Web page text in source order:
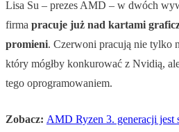
Lisa Su – prezes AMD – w dwóch
firma pracuje już nad kartami
promieni. Czerwoni pracują nie tylko
który mógłby konkurować z Nvidią,
tego oprogramowaniem.
Zobacz: AMD Ryzen 3. generacji jest